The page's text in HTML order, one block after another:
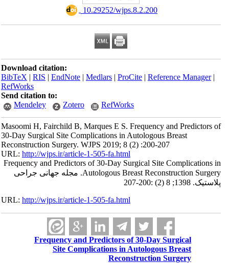
‎ 10.29252/wjps.8.2.200
Download citation:
BibTeX|RIS|EndNote|Medlars|ProCite|Reference Manager
RefWorks
Send citation to:
Mendeley
Zotero RefWorks
Masoomi H, Fairchild B, Marques E S. Frequency and Predictors of
30-Day Surgical Site Complications in Autologous Breast
Reconstruction Surgery. WJPS 2019; 8 (2) :200-207
URL:http://wjps.ir/article-1-505-fa.html
Frequency and Predictors of 30-Day Surgical Site Complications in
Autologous Breast Reconstruction Surgery. مجله جهانی جراحی
پلاستیک. 1398; 8 (2) :200-207
URL:http://wjps.ir/article-1-505-fa.html
Frequency and Predictors of 30-Day Surgical
Site Complications in Autologous Breast
Reconstruction Surgery